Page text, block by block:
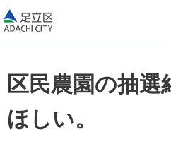
区民農園の抽選
ほしい。